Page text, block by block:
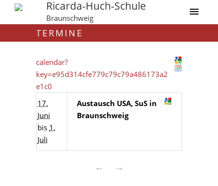
Ricarda-Huch-Schule
Braunschweig
TERMINE
calendar?
key=e95d314cfe779c79c79a486173a2
e1c0
17.
Juni
bis 1.
Juli
Austausch USA, SuS in
Braunschweig
← →